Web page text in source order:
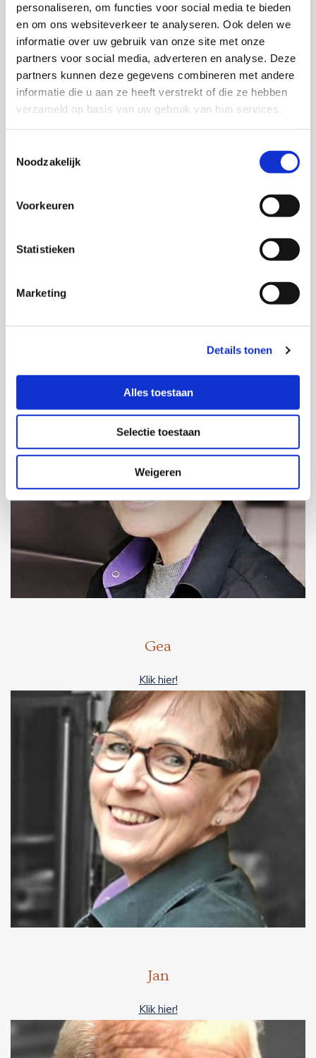
personaliseren, om functies voor social media te bieden
en om ons websiteverkeer te analyseren. Ook delen we
informatie over uw gebruik van onze site met onze
partners voor social media, adverteren en analyse. Deze
partners kunnen deze gegevens combineren met andere
informatie die u aan ze heeft verstrekt of die ze hebben
verzameld op basis van uw gebruik van hun services.
Noodzakelijk
Voorkeuren
Statistieken
Marketing
Details tonen
Alles toestaan
Selectie toestaan
Weigeren
Klik hier!
Gea
Klik hier!
Jan
Klik hier!